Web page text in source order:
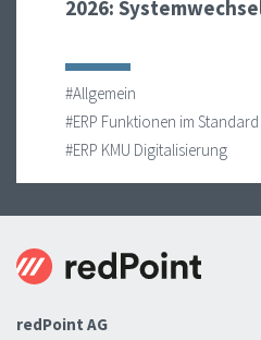
2026:
#Allgemein
#ERP Funktionen im Standard
#ERP KMU Digitalisierung
redPoint AG